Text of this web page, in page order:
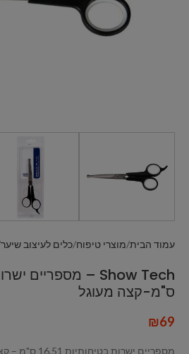
עמוד הבית מוצרי טיפוח כלים לעיצוב שיער
ס"מ-קצה מעוגל
₪69
מספריים ישרות בטיחותיות 16.51 ס"מ – קצה מעוגל לטיפוח יום יומי